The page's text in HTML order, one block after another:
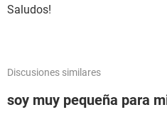
Saludos!
Discusiones similares
soy muy pequeña para